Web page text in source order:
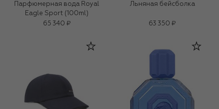
Парфюмерная вода Royal
Eagle Sport (100ml)
65 340 ₽
Льняная бейсболка
63 350 ₽